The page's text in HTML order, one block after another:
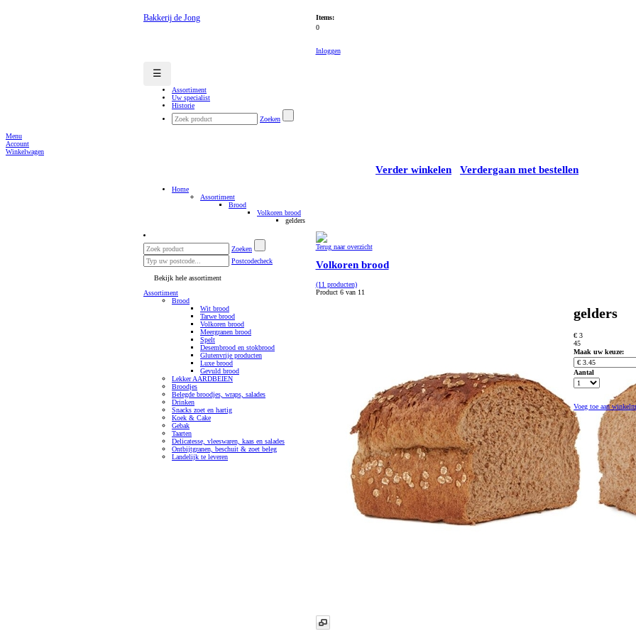
Bakkerij de Jong
Items:
0
Inloggen
☰
Assortiment
Uw specialist
Historie
Zoeken
Menu
Account
Winkelwagen
Verder winkelen Verdergaan met bestellen
Home
Assortiment
Brood
Volkoren brood
gelders
Zoeken
Postcodecheck
Bekijk hele assortiment
Assortiment
Brood
Wit brood
Tarwe brood
Volkoren brood
Meergranen brood
Spelt
Desembrood en stokbrood
Glutenvrije producten
Luxe brood
Gevuld brood
Lekker AARDBEIEN
Broodjes
Belegde broodjes, wraps, salades
Drinken
Snacks zoet en hartig
Koek & Cake
Gebak
Taarten
Delicatesse, vleeswaren, kaas en salades
Ontbijtgranen, beschuit & zoet beleg
Landelijk te leveren
Terug naar overzicht
Volkoren brood
(11 producten)
Product 6 van 11
gelders
€ 3
45
Maak uw keuze:
Aantal
Voeg toe aan